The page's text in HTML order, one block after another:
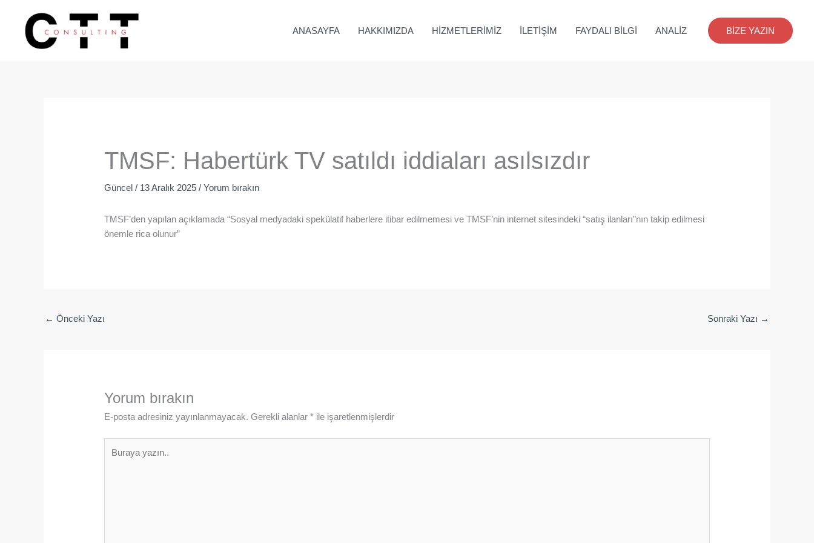
ANASAYFA
HAKKIMIZDA HİZMETLERİMİZ İLETİŞİM FAYDALI BİLGİ ANALİZ BİZE YAZIN
TMSF: Habertürk TV satıldı iddiaları asılsızdır
Güncel / 13 Aralık 2025/Yorum bırakın
TMSF’den yapılan açıklamada “Sosyal medyadaki spekülatif haberlere itibar edilmemesi ve TMSF’nin internet sitesindeki “satış ilanları”nın takip edilmesi
önemle rica olunur”
← Önceki Yazı Sonraki Yazı →
Yorum bırakın
E-posta adresiniz yayınlanmayacak. Gerekli alanlar* ile işaretlenmişlerdir
yazın..